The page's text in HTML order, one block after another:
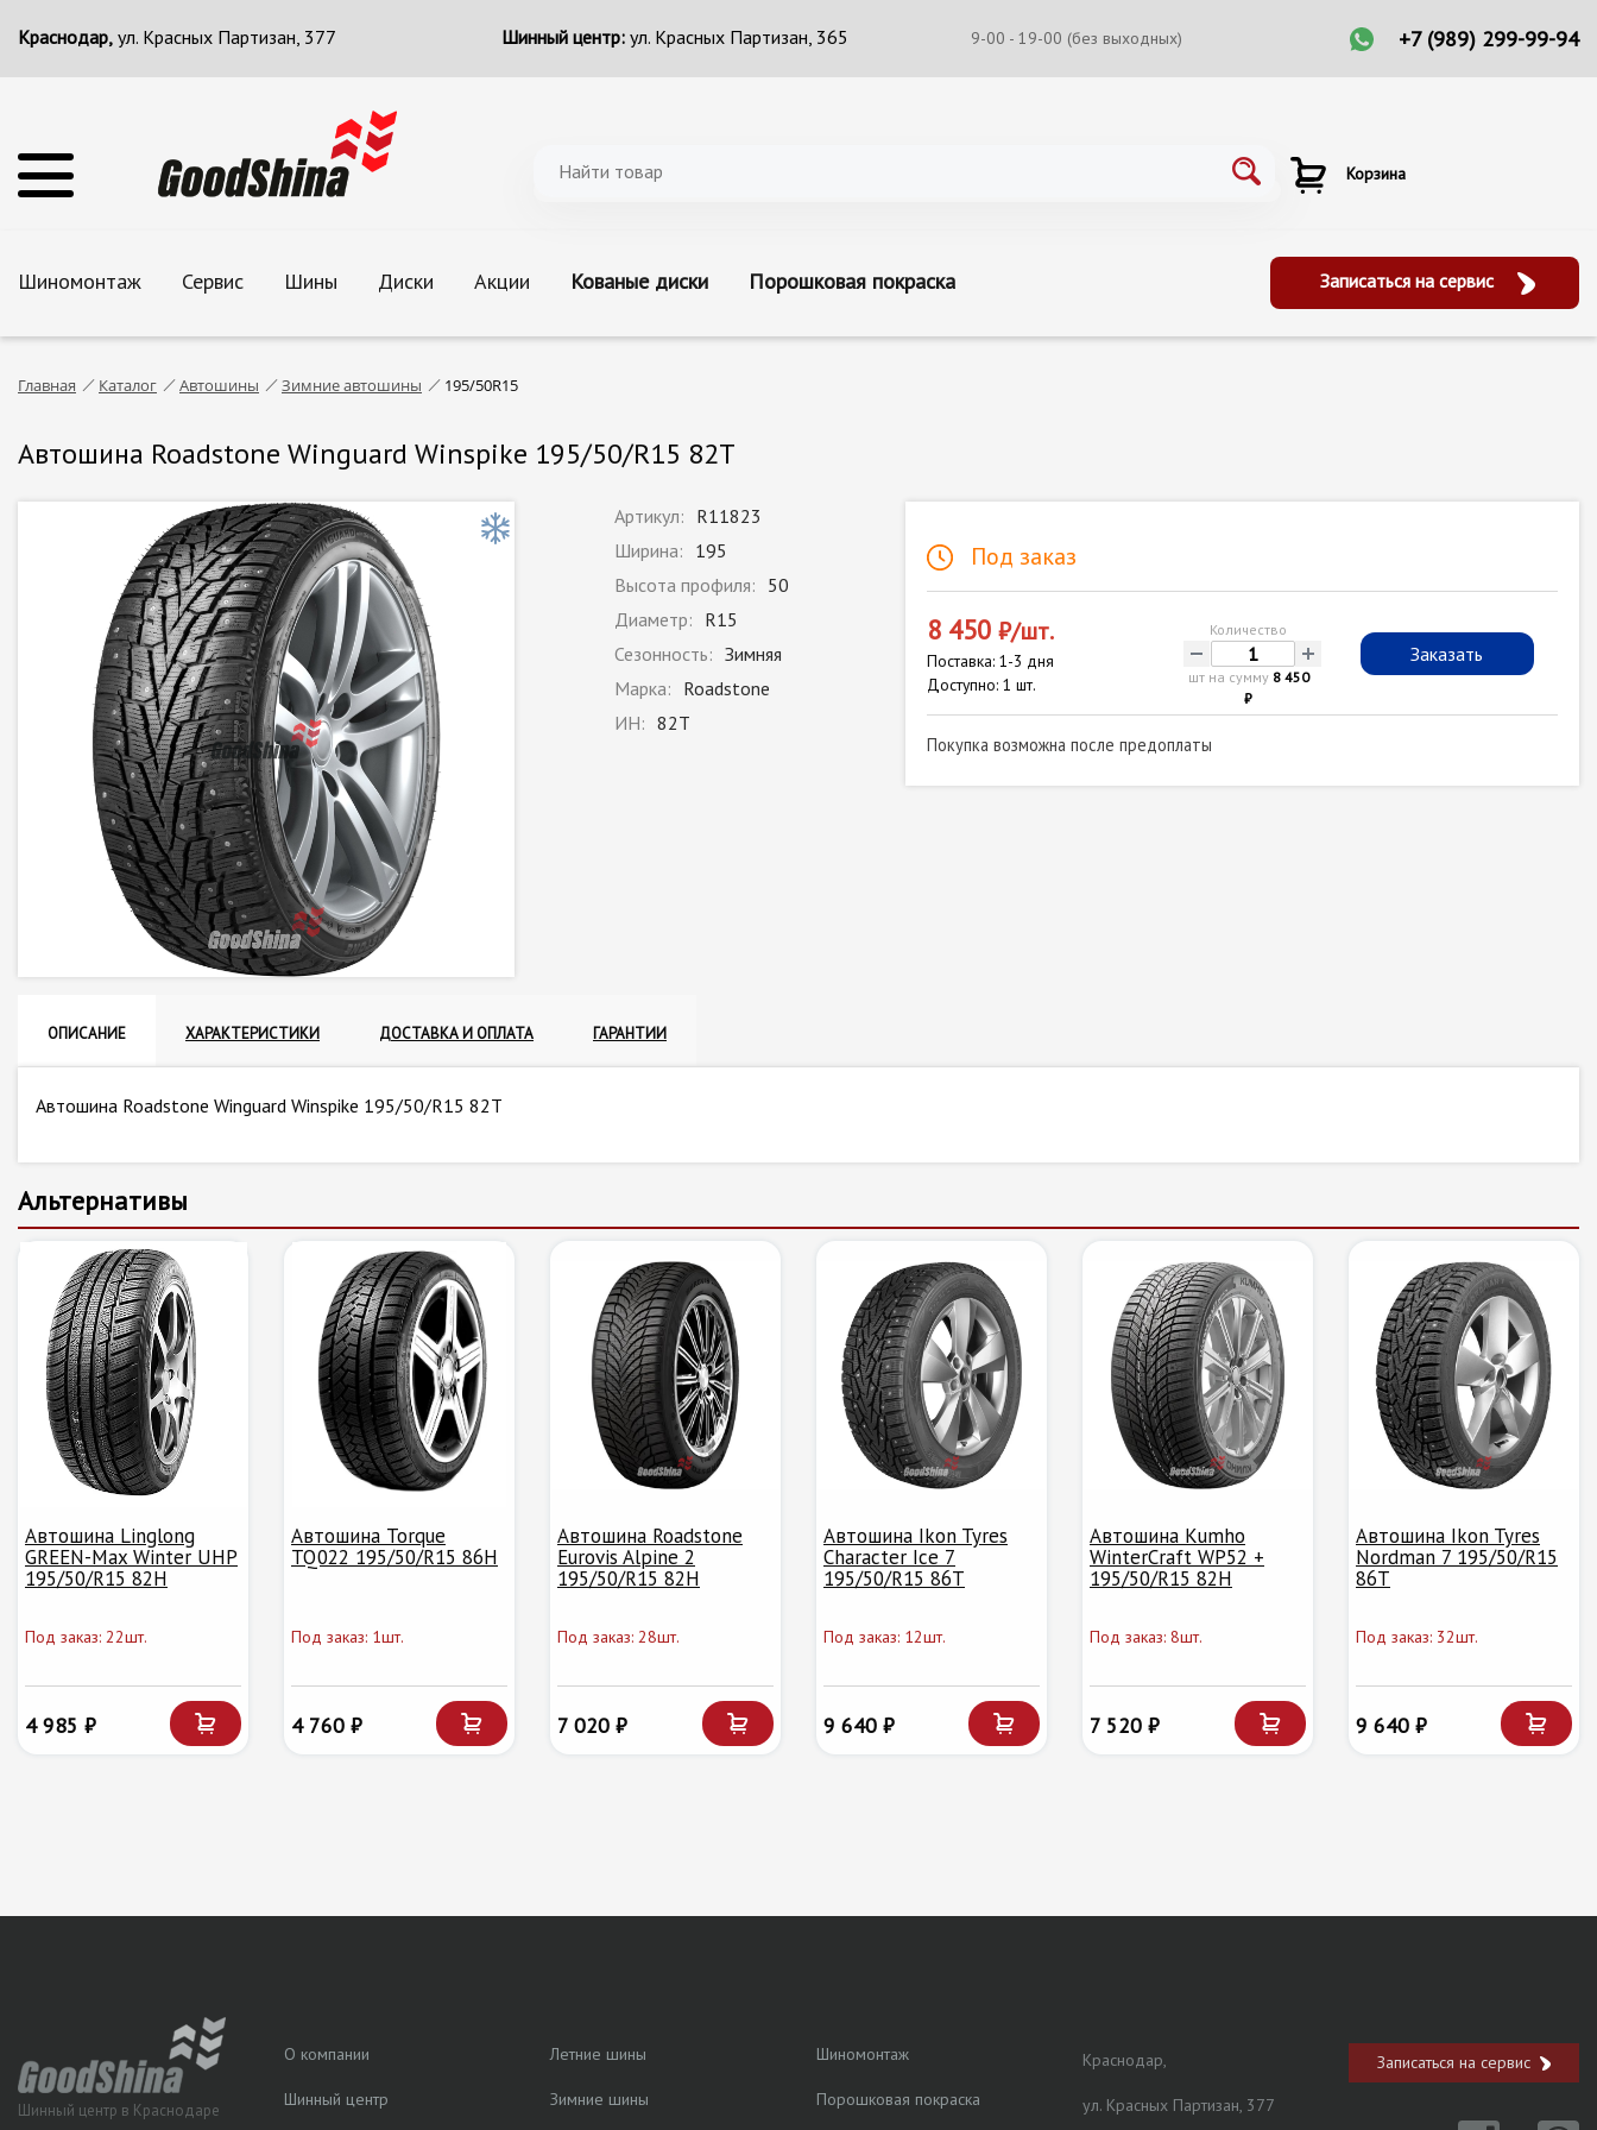
Краснодар, ул. Красных Партизан, 377 Шинный центр:ул. Красных Партизан, 365 9-00 - 19-00 (без выходных) +7 (989) 299-99-94
Корзина
Шиномонтаж Сервис Шины Диски Акции Кованые диски Порошковая покраска Записаться на сервис
Главная Каталог Автошины Зимние автошины 195/50R15
Автошина Roadstone Winguard Winspike 195/50/R15 82T
Артикул: R11823
Ширина: 195
Высота профиля: 50
Диаметр: R15
Сезонность: Зимняя
Марка: Roadstone
ИН: 82T
Под заказ
8 450 ₽/шт.
Поставка: 1-3 дня
Доступно: 1 шт.
Количество
- +
шт на сумму 8 450
₽
Заказать
Покупка возможна после предоплаты
ОПИСАНИЕ ХАРАКТЕРИСТИКИ ДОСТАВКА И ОПЛАТА ГАРАНТИИ
Автошина Roadstone Winguard Winspike 195/50/R15 82T
Альтернативы
Автошина Linglong
GREEN-Max Winter UHP
195/50/R15 82H
Под заказ: 22шт.
4 985 ₽
Автошина Torque
TQ022 195/50/R15 86H
Под заказ: 1шт.
4 760 ₽
Автошина Roadstone
Eurovis Alpine 2
195/50/R15 82H
Под заказ: 28шт.
7 020 ₽
Автошина Ikon Tyres
Character Ice 7
195/50/R15 86T
Под заказ: 12шт.
9 640 ₽
Автошина Kumho
WinterCraft WP52 +
195/50/R15 82H
Под заказ: 8шт.
7 520 ₽
Автошина Ikon Tyres
Nordman 7 195/50/R15
86T
Под заказ: 32шт.
9 640 ₽
Шинный центр в Краснодаре
О компании
Шинный центр
Летние шины
Зимние шины
Шиномонтаж
Порошковая покраска
Краснодар,
ул. Красных Партизан, 377
Записаться на сервис